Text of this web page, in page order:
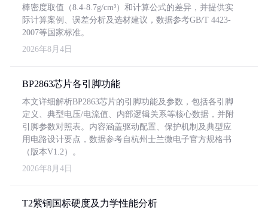
棒密度取值（8.4-8.7g/cm³）和计算公式的差异，并提供实
际计算案例、误差分析及选材建议，数据参考GB/T 4423-
2007等国家标准。
2026年8月4日
BP2863芯片各引脚功能
本文详细解析BP2863芯片的引脚功能及参数，包括各引脚
定义、典型电压/电流值、内部逻辑关系等核心数据，并附
引脚参数对照表。内容涵盖驱动配置、保护机制及典型应
用电路设计要点，数据参考自杭州士兰微电子官方规格书
（版本V1.2）。
2026年8月4日
T2紫铜国标硬度及力学性能分析